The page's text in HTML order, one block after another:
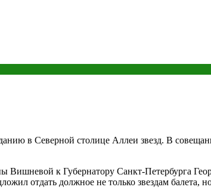
в Северной столице Аллеи звезд. В
Вишневой к Губернатору Санкт-Петербурга
отдать должное не только звездам балета,